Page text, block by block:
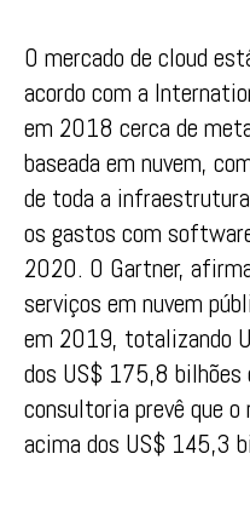
O mercado de cloud
acordo com a
em 2018 cerca de
baseada em nuvem,
de toda a
os gastos com
2020. O Gartner,
serviços em nuvem
em 2019, totalizando
dos US$ 175,8
consultoria prevê que
acima dos US$ 145,3